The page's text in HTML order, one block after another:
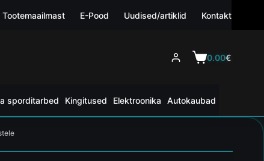
Tootemaailmast E-Pood Uudised/artiklid Kontakt
0.00€
sporditarbed Kingitused Elektroonika Autokaubad